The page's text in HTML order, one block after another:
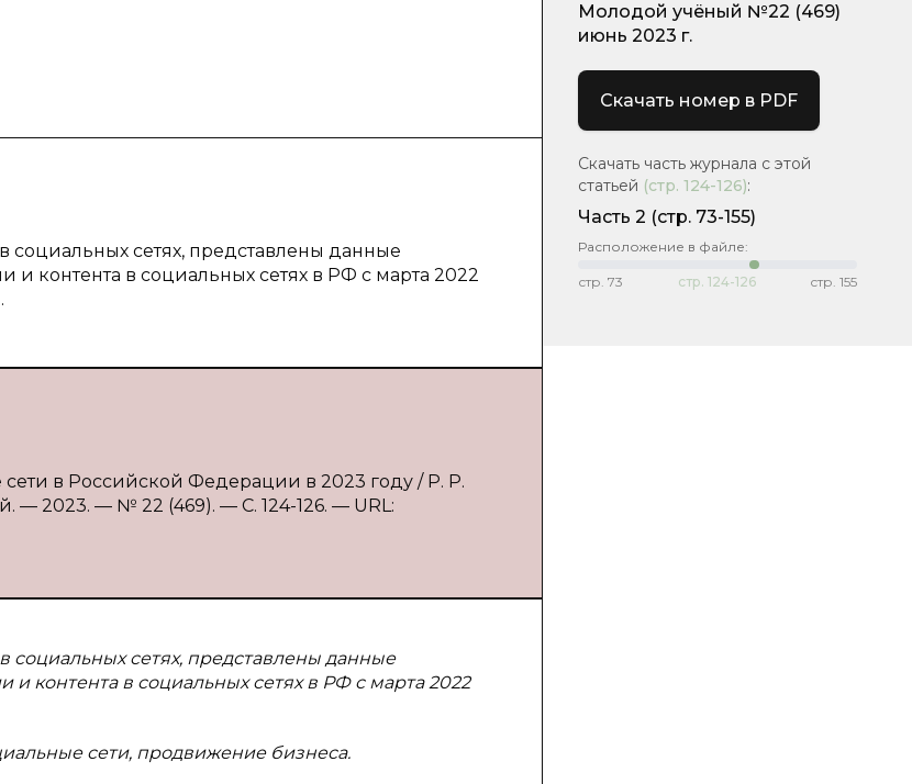
социальных сетях, представлены данные
и контента в социальных сетях в РФ с марта 2022
в Российской Федерации в 2023 году / Р. Р.
— 2023. — № 22 (469). — С. 124-126. — URL:
социальных сетях, представлены данные
и контента в социальных сетях в РФ с марта 2022
сети, продвижение бизнеса.
Молодой учёный №22 (469)
июнь 2023 г.
Скачать номер в PDF
Скачать часть журнала с этой
статьей (стр. 124-126):
Часть 2 (стр. 73-155)
Расположение в файле:
стр. 73 стр. 124-126 стр. 155